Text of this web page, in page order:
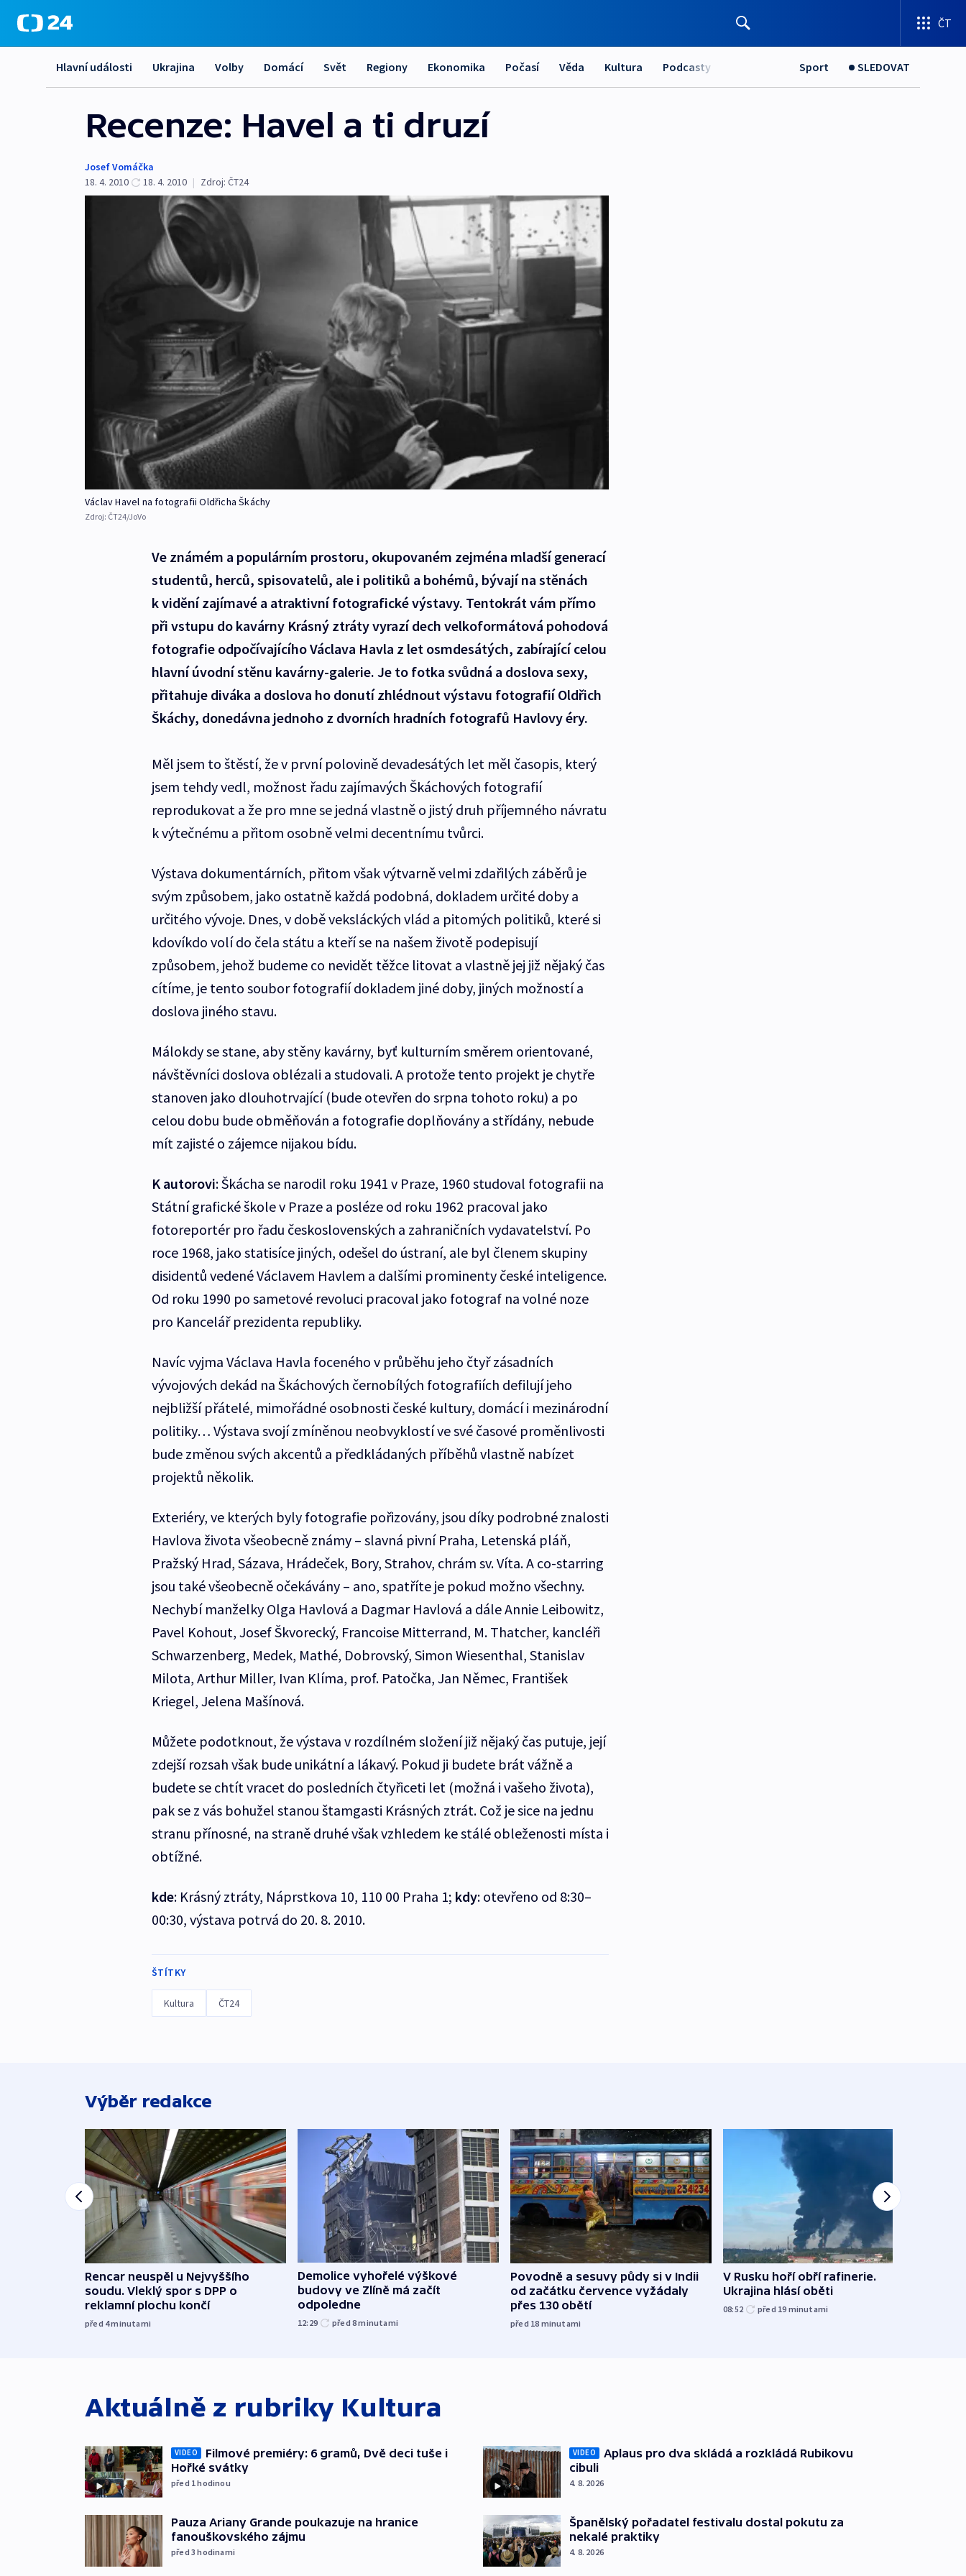
ČT
Hlavní události Ukrajina Volby Domácí Svět Regiony Ekonomika Počasí Věda Kultura Podcasty Sport SLEDOVAT
Recenze: Havel a ti druzí
Josef Vomáčka
18. 4. 2010
18. 4. 2010 | Zdroj: ČT24
Václav Havel na fotografii Oldřicha Škáchy
Zdroj: ČT24/JoVo
Ve známém a populárním prostoru, okupovaném zejména mladší generací
studentů, herců, spisovatelů, ale i politiků a bohémů, bývají na stěnách
k vidění zajímavé a atraktivní fotografické výstavy. Tentokrát vám přímo
při vstupu do kavárny Krásný ztráty vyrazí dech velkoformátová pohodová
fotografie odpočívajícího Václava Havla z let osmdesátých, zabírající celou
hlavní úvodní stěnu kavárny-galerie. Je to fotka svůdná a doslova sexy,
přitahuje diváka a doslova ho donutí zhlédnout výstavu fotografií Oldřich
Škáchy, donedávna jednoho z dvorních hradních fotografů Havlovy éry.
Měl jsem to štěstí, že v první polovině devadesátých let měl časopis, který
jsem tehdy vedl, možnost řadu zajímavých Škáchových fotografií
reprodukovat a že pro mne se jedná vlastně o jistý druh příjemného návratu
k výtečnému a přitom osobně velmi decentnímu tvůrci.
Výstava dokumentárních, přitom však výtvarně velmi zdařilých záběrů je
svým způsobem, jako ostatně každá podobná, dokladem určité doby a
určitého vývoje. Dnes, v době veksláckých vlád a pitomých politiků, které si
kdovíkdo volí do čela státu a kteří se na našem životě podepisují
způsobem, jehož budeme co nevidět těžce litovat a vlastně jej již nějaký čas
cítíme, je tento soubor fotografií dokladem jiné doby, jiných možností a
doslova jiného stavu.
Málokdy se stane, aby stěny kavárny, byť kulturním směrem orientované,
návštěvníci doslova oblézali a studovali. A protože tento projekt je chytře
stanoven jako dlouhotrvající (bude otevřen do srpna tohoto roku) a po
celou dobu bude obměňován a fotografie doplňovány a střídány, nebude
mít zajisté o zájemce nijakou bídu.
K autorovi: Škácha se narodil roku 1941 v Praze, 1960 studoval fotografii na
Státní grafické škole v Praze a posléze od roku 1962 pracoval jako
fotoreportér pro řadu československých a zahraničních vydavatelství. Po
roce 1968, jako statisíce jiných, odešel do ústraní, ale byl členem skupiny
disidentů vedené Václavem Havlem a dalšími prominenty české inteligence.
Od roku 1990 po sametové revoluci pracoval jako fotograf na volné noze
pro Kancelář prezidenta republiky.
Navíc vyjma Václava Havla foceného v průběhu jeho čtyř zásadních
vývojových dekád na Škáchových černobílých fotografiích defilují jeho
nejbližší přátelé, mimořádné osobnosti české kultury, domácí i mezinárodní
politiky… Výstava svojí zmíněnou neobvyklostí ve své časové proměnlivosti
bude změnou svých akcentů a předkládaných příběhů vlastně nabízet
projektů několik.
Exteriéry, ve kterých byly fotografie pořizovány, jsou díky podrobné znalosti
Havlova života všeobecně známy – slavná pivní Praha, Letenská pláň,
Pražský Hrad, Sázava, Hrádeček, Bory, Strahov, chrám sv. Víta. A co-starring
jsou také všeobecně očekávány – ano, spatříte je pokud možno všechny.
Nechybí manželky Olga Havlová a Dagmar Havlová a dále Annie Leibowitz,
Pavel Kohout, Josef Škvorecký, Francoise Mitterrand, M. Thatcher, kancléři
Schwarzenberg, Medek, Mathé, Dobrovský, Simon Wiesenthal, Stanislav
Milota, Arthur Miller, Ivan Klíma, prof. Patočka, Jan Němec, František
Kriegel, Jelena Mašínová.
Můžete podotknout, že výstava v rozdílném složení již nějaký čas putuje, její
zdejší rozsah však bude unikátní a lákavý. Pokud ji budete brát vážně a
budete se chtít vracet do posledních čtyřiceti let (možná i vašeho života),
pak se z vás bohužel stanou štamgasti Krásných ztrát. Což je sice na jednu
stranu přínosné, na straně druhé však vzhledem ke stálé obleženosti místa i
obtížné.
kde: Krásný ztráty, Náprstkova 10, 110 00 Praha 1; kdy: otevřeno od 8:30–
00:30, výstava potrvá do 20. 8. 2010.
ŠTÍTKY
Kultura ČT24
Výběr redakce
Rencar neuspěl u Nejvyššího
soudu. Vleklý spor s DPP o
reklamní plochu končí
před 4minutami
Demolice vyhořelé výškové
budovy ve Zlíně má začít
odpoledne
12:29 před 8minutami
Povodně a sesuvy půdy si v Indii
od začátku července vyžádaly
přes 130 obětí
před 18 minutami
V Rusku hoří obří rafinerie.
Ukrajina hlásí oběti
08:52 před 19 minutami
Aktuálně z rubriky Kultura
VIDEO
Filmové premiéry: 6 gramů, Dvě deci tuše i
Hořké svátky
před 1hodinou
Pauza Ariany Grande poukazuje na hranice
fanouškovského zájmu
před 3hodinami
VIDEO
Aplaus pro dva skládá a rozkládá Rubikovu
cibuli
4. 8. 2026
Španělský pořadatel festivalu dostal pokutu za
nekalé praktiky
4. 8. 2026